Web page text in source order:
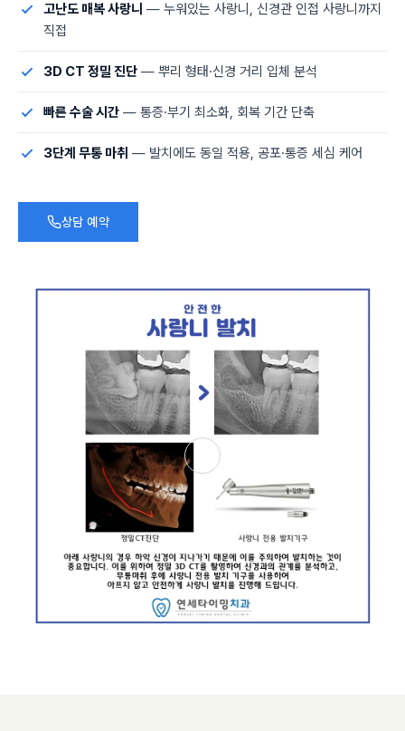
고난도 매복 사랑니 — 누워있는 사랑니, 신경관 인접 사랑니까지
직접
3D CT 정밀 진단 — 뿌리 형태·신경 거리 입체 분석
빠른 수술 시간 — 통증·부기 최소화, 회복 기간 단축
3단계 무통 마취 — 발치에도 동일 적용, 공포·통증 세심 케어
상담 예약